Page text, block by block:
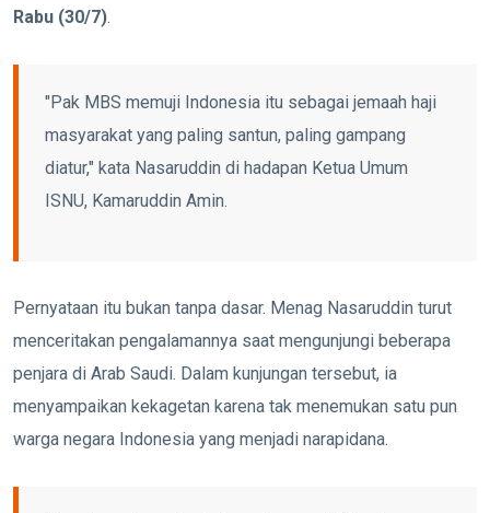
Rabu (30/7).
"Pak MBS memuji Indonesia itu sebagai jemaah haji
masyarakat yang paling santun, paling gampang
diatur," kata Nasaruddin di hadapan Ketua Umum
ISNU, Kamaruddin Amin.
Pernyataan itu bukan tanpa dasar. Menag Nasaruddin turut
menceritakan pengalamannya saat mengunjungi beberapa
penjara di Arab Saudi. Dalam kunjungan tersebut, ia
menyampaikan kekagetan karena tak menemukan satu pun
warga negara Indonesia yang menjadi narapidana.